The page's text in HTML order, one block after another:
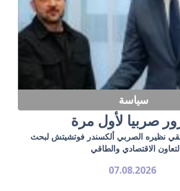
سياسة
صربيا لأول مرة
نظيره الصربي ألكسندر فوتشيتش لبحث
الاقتصادي والطاقي
07.08.2026